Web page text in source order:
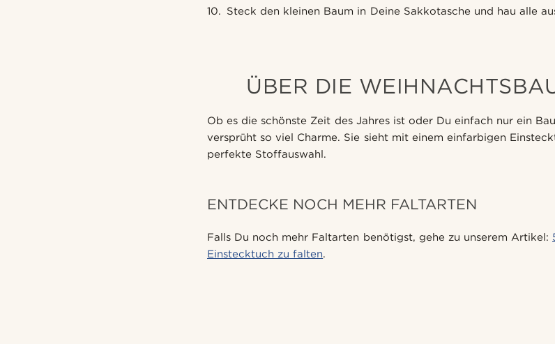
Steck den kleinen Baum in Deine Sakkotasche und hau alle
ÜBER DIE
Ob es die schönste Zeit des Jahres ist oder Du einfach nur ein
versprüht so viel Charme. Sie sieht mit einem einfarbigen
perfekte Stoffauswahl.
ENTDECKE NOCH MEHR FALTARTEN
Falls Du noch mehr Faltarten benötigst, gehe zu unserem Artikel:
Einstecktuch zu falten.